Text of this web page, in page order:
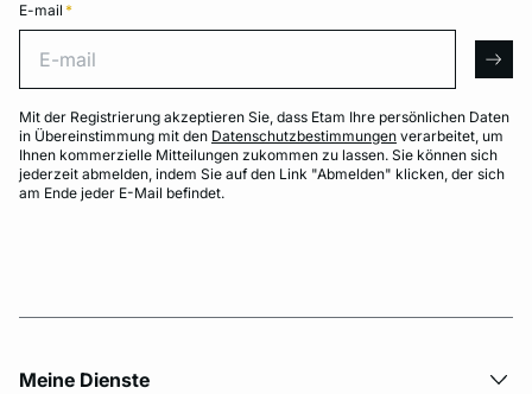
E-mail *
Mit der Registrierung akzeptieren Sie, dass Etam Ihre persönlichen Daten
in Übereinstimmung mit den Datenschutzbestimmungen verarbeitet, um
Ihnen kommerzielle Mitteilungen zukommen zu lassen. Sie können sich
jederzeit abmelden, indem Sie auf den Link "Abmelden" klicken, der sich
am Ende jeder E-Mail befindet.
Meine Dienste